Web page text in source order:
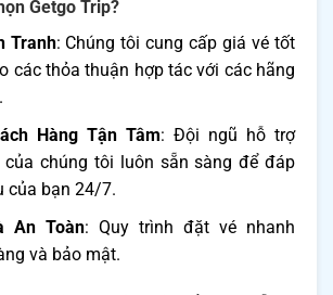
Getgo Trip?
Tranh: Chúng tôi cung cấp giá vé tốt
các thỏa thuận hợp tác với các hãng
Hàng Tận Tâm: Đội ngũ hỗ trợ
của chúng tôi luôn sẵn sàng để đáp
của bạn 24/7.
An Toàn: Quy trình đặt vé nhanh
và bảo mật.